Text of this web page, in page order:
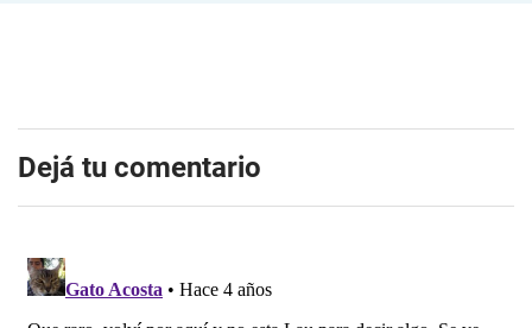
Dejá tu comentario